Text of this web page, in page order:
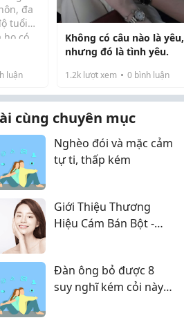
đa
tuổi
họ có
bản
ý
luận
Không có câu nào là yêu,
nhưng đó là tình yêu.
1.2klượt xem 0bình luận
cùng chuyên mục
Nghèo đói và mặc cảm
tự ti, thấp kém
Giới Thiệu Thương
Hiệu Cám Bán Bột -
Đàn ông bỏ được 8
suy nghĩ kém cỏi này